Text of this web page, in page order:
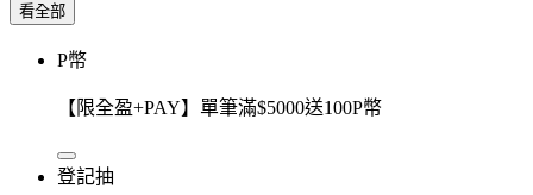
看全部
P幣
【限全盈+PAY】單筆滿$5000送100P幣
登記抽